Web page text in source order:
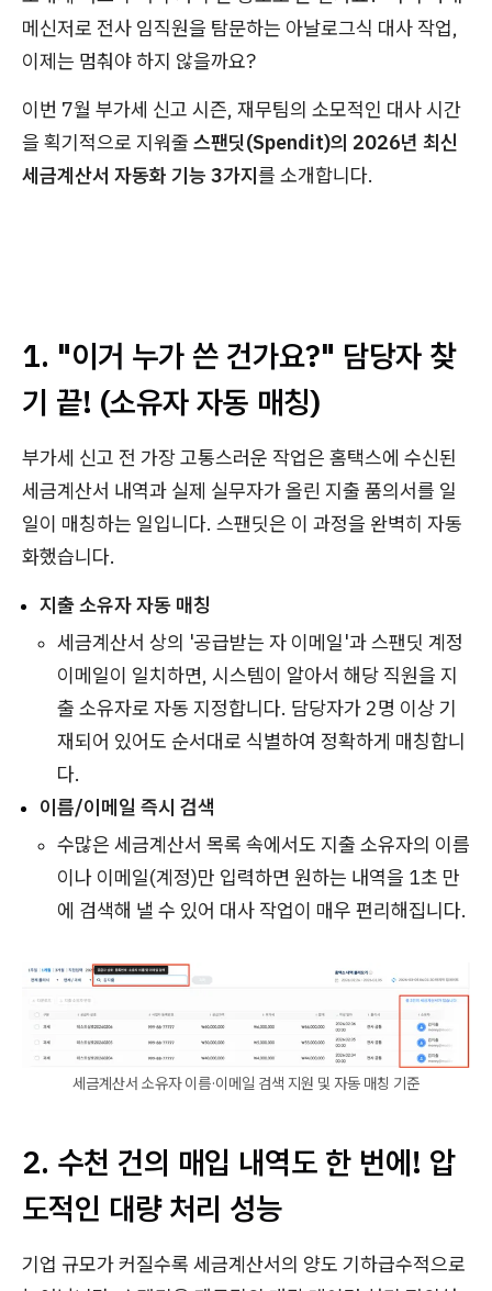
메신저로 전사 임직원을 탐문하는 아날로그식 대사 작업,
이제는 멈춰야 하지 않을까요?
이번 7월 부가세 신고 시즌, 재무팀의 소모적인 대사 시간
을 획기적으로 지워줄 스팬딧(Spendit)의 2026년 최신
세금계산서 자동화 기능 3가지를 소개합니다.
1. "이거 누가 쓴 건가요?" 담당자 찾
기 끝! (소유자 자동 매칭)
부가세 신고 전 가장 고통스러운 작업은 홈택스에 수신된
세금계산서 내역과 실제 실무자가 올린 지출 품의서를 일
일이 매칭하는 일입니다. 스팬딧은 이 과정을 완벽히 자동
화했습니다.
지출 소유자 자동 매칭
세금계산서 상의 '공급받는 자 이메일'과 스팬딧 계정
이메일이 일치하면, 시스템이 알아서 해당 직원을 지
출 소유자로 자동 지정합니다. 담당자가 2명 이상 기
재되어 있어도 순서대로 식별하여 정확하게 매칭합니
다.
이름/이메일 즉시 검색
수많은 세금계산서 목록 속에서도 지출 소유자의 이름
이나 이메일(계정)만 입력하면 원하는 내역을 1초 만
에 검색해 낼 수 있어 대사 작업이 매우 편리해집니다.
세금계산서 소유자 이름·이메일 검색 지원 및 자동 매칭 기준
2. 수천 건의 매입 내역도 한 번에! 압
도적인 대량 처리 성능
기업 규모가 커질수록 세금계산서의 양도 기하급수적으로